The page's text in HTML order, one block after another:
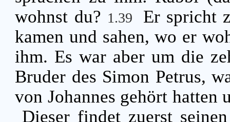
wohnst du? 1.39
Er spricht
kamen und sahen, wo er
ihm. Es war aber um die
Bruder des Simon Petrus,
von Johannes gehört
Dieser findet zuerst